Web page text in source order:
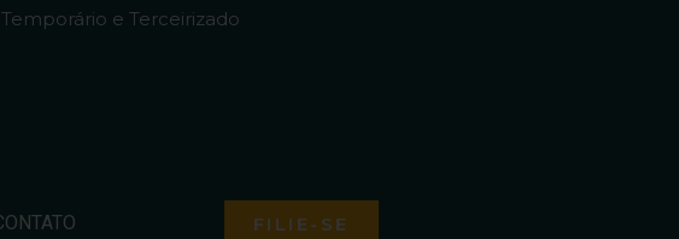
e Terceirizado
FILIE-SE